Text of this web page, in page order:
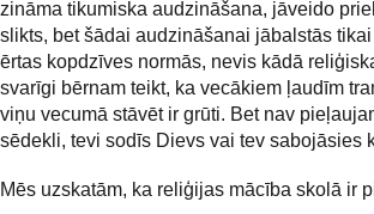
zināma tikumiska audzināšana, jāveido
slikts, bet šādai audzināšanai jābalstās
ērtas kopdzīves normās, nevis kādā
svarīgi bērnam teikt, ka vecākiem ļaudīm
viņu vecumā stāvēt ir grūti. Bet nav
sēdekli, tevi sodīs Dievs vai tev sabojāsies
Mēs uzskatām, ka reliģijas mācība skolā ir